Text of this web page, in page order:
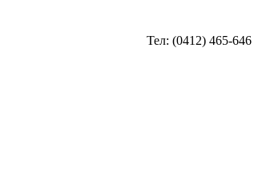
Тел: (0412) 465-646